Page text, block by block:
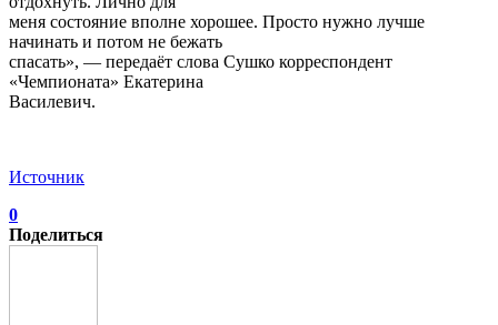
меня состояние вполне хорошее. Просто нужно лучше
начинать и потом не бежать
спасать», — передаёт слова Сушко корреспондент
«Чемпионата» Екатерина
Василевич.
Источник
0
Поделиться